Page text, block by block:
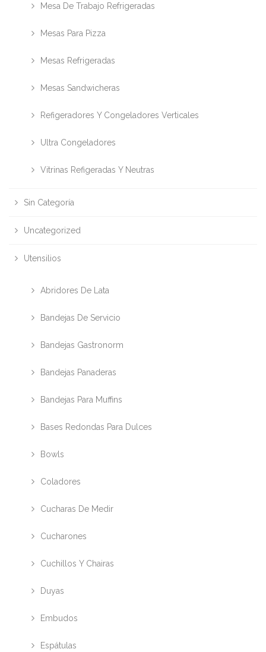
Mesa De Trabajo Refrigeradas
Mesas Para Pizza
Mesas Refrigeradas
Mesas Sandwicheras
Refigeradores Y Congeladores Verticales
Ultra Congeladores
Vitrinas Refigeradas Y Neutras
Sin Categoría
Uncategorized
Utensilios
Abridores De Lata
Bandejas De Servicio
Bandejas Gastronorm
Bandejas Panaderas
Bandejas Para Muffins
Bases Redondas Para Dulces
Bowls
Coladores
Cucharas De Medir
Cucharones
Cuchillos Y Chairas
Duyas
Embudos
Espátulas